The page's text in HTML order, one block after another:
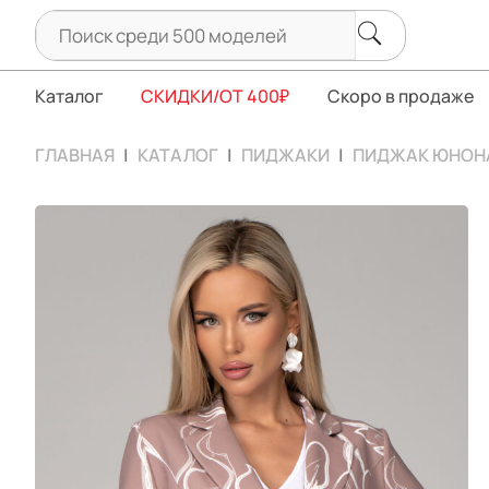
Каталог СКИДКИ/ОТ 400₽ Скоро в продаже
ГЛАВНАЯ КАТАЛОГ ПИДЖАКИ ПИДЖАК